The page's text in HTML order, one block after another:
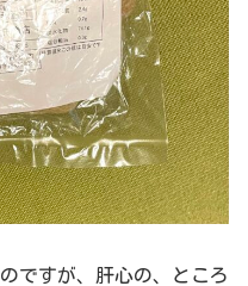
ですが、肝心の、ところ